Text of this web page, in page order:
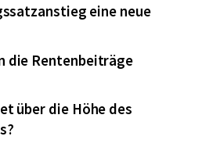
eine neue
die Rentenbeiträge
über die Höhe des